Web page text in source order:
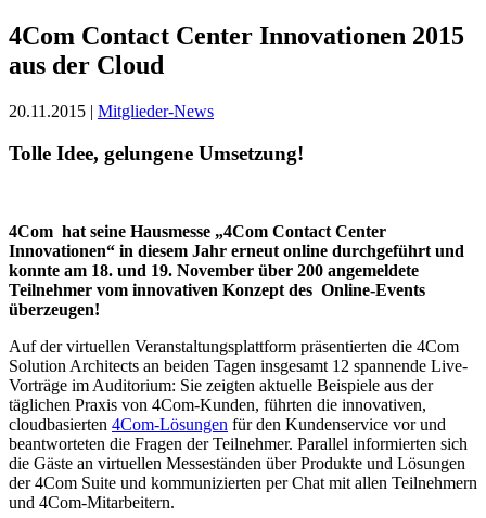
4Com Contact Center Innovationen 2015
aus der Cloud
20.11.2015 | Mitglieder-News
Tolle Idee, gelungene Umsetzung!
4Com hat seine Hausmesse „4Com Contact Center
Innovationen“ in diesem Jahr erneut online durchgeführt und
konnte am 18. und 19. November über 200 angemeldete
Teilnehmer vom innovativen Konzept des Online-Events
überzeugen!
Auf der virtuellen Veranstaltungsplattform präsentierten die 4Com
Solution Architects an beiden Tagen insgesamt 12 spannende Live-
Vorträge im Auditorium: Sie zeigten aktuelle Beispiele aus der
täglichen Praxis von 4Com-Kunden, führten die innovativen,
cloudbasierten 4Com-Lösungen für den Kundenservice vor und
beantworteten die Fragen der Teilnehmer. Parallel informierten sich
die Gäste an virtuellen Messeständen über Produkte und Lösungen
der 4Com Suite und kommunizierten per Chat mit allen Teilnehmern
und 4Com-Mitarbeitern.